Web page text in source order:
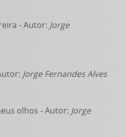
- Autor: Jorge
Jorge Fernandes Alves
olhos - Autor: Jorge